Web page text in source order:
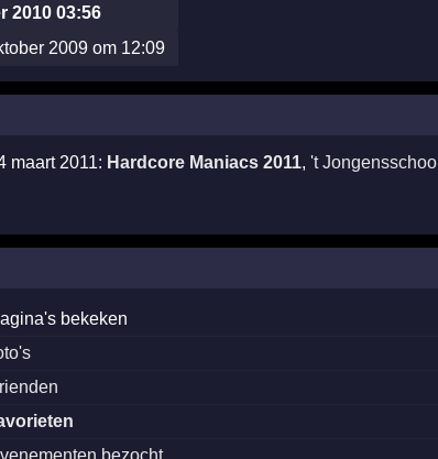
2010 03:56
2009 om 12:09
maart 2011: Hardcore Maniacs 2011, 't Jongensschool
bekeken
bezocht